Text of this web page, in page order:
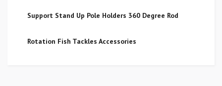
Support Stand Up Pole Holders 360 Degree Rod
Rotation Fish Tackles Accessories